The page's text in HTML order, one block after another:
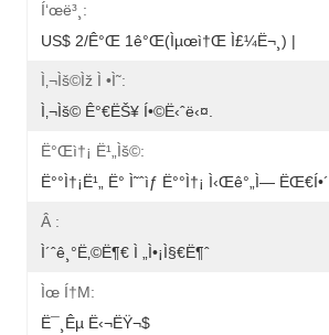
Í‘œë³¸:
US$ 2/ê°œ 1ê°œ(ìµœì†Œ Ì£¼ë¬¸) |
Ì‚¬ìš©ìž Ì •ì˜:
Ì‚¬ìš© Ê°€ëŠ¥ Í•©ë‹ˆë‹¤.
Ë°œì†¡ Ë¹„ìš©:
Ë°°ì†¡ë¹„ Ë° Ì˜ˆìƒ Ë°°ì†¡ Ì‹œê°„ì— ËŒ€í•´
Â :
Ì´ˆê¸°ë‚©ë¶€ Ì „ì•¡ì§€ë¶ˆ
Ìœ Í†µ:
Ë¯¸êµ­ Ë‹¬ëŸ¬$